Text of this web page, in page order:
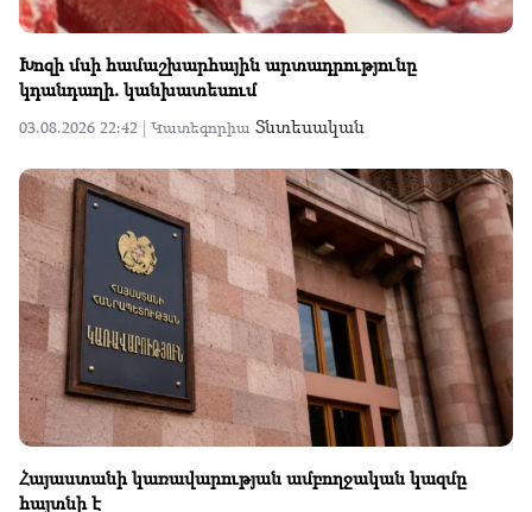
Խոզի մսի համաշխարհային արտադրությունը
կդանդաղի. կանխատեսում
03.08.2026 22:42 | Կատեգորիա Տնտեսական
Հայաստանի կառավարության ամբողջական կազմը
հայտնի է